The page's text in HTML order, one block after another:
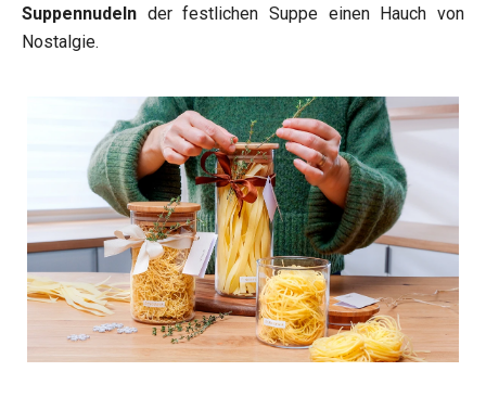
Suppennudeln der festlichen Suppe einen Hauch von
Nostalgie.